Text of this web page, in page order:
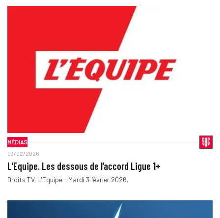
MÉDIAS
03/02/2026
L’Equipe. Les dessous de l’accord Ligue 1+
Droits TV. L'Equipe - Mardi 3 février 2026.